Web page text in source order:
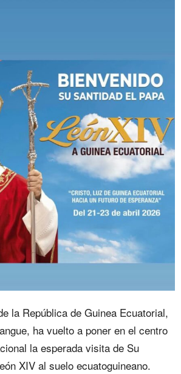
la República de Guinea Ecuatorial,
ha vuelto a poner en el centro
la esperada visita de Su
XIV al suelo ecuatoguineano.